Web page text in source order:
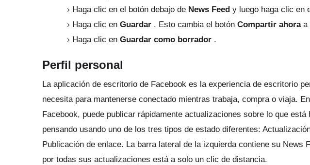
Haga clic en el botón debajo de News Feed y luego haga clic en
Haga clic en Guardar . Esto cambia el botón Compartir ahoraa
Haga clic en Guardar como borrador .
Perfil personal
La aplicación de escritorio de Facebook es la experiencia de escritorio
necesita para mantenerse conectado mientras trabaja, compra o viaja.
Facebook, puede publicar rápidamente actualizaciones sobre lo que
pensando usando uno de los tres tipos de estado diferentes:
Publicación de enlace. La barra lateral de la izquierda contiene su News
por todas sus actualizaciones está a solo un clic de distancia.